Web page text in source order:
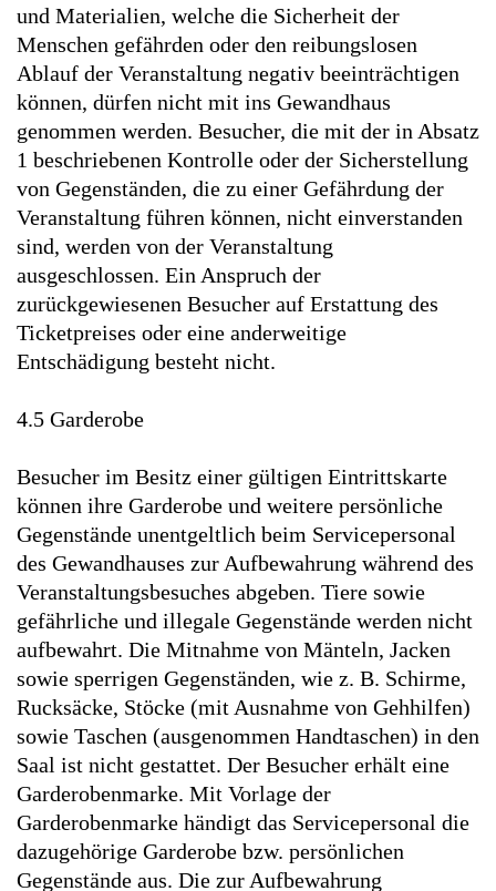
und Materialien, welche die Sicherheit der
Menschen gefährden oder den reibungslosen
Ablauf der Veranstaltung negativ beeinträchtigen
können, dürfen nicht mit ins Gewandhaus
genommen werden. Besucher, die mit der in Absatz
1 beschriebenen Kontrolle oder der Sicherstellung
von Gegenständen, die zu einer Gefährdung der
Veranstaltung führen können, nicht einverstanden
sind, werden von der Veranstaltung
ausgeschlossen. Ein Anspruch der
zurückgewiesenen Besucher auf Erstattung des
Ticketpreises oder eine anderweitige
Entschädigung besteht nicht.
4.5 Garderobe
Besucher im Besitz einer gültigen Eintrittskarte
können ihre Garderobe und weitere persönliche
Gegenstände unentgeltlich beim Servicepersonal
des Gewandhauses zur Aufbewahrung während des
Veranstaltungsbesuches abgeben. Tiere sowie
gefährliche und illegale Gegenstände werden nicht
aufbewahrt. Die Mitnahme von Mänteln, Jacken
sowie sperrigen Gegenständen, wie z. B. Schirme,
Rucksäcke, Stöcke (mit Ausnahme von Gehhilfen)
sowie Taschen (ausgenommen Handtaschen) in den
Saal ist nicht gestattet. Der Besucher erhält eine
Garderobenmarke. Mit Vorlage der
Garderobenmarke händigt das Servicepersonal die
dazugehörige Garderobe bzw. persönlichen
Gegenstände aus. Die zur Aufbewahrung